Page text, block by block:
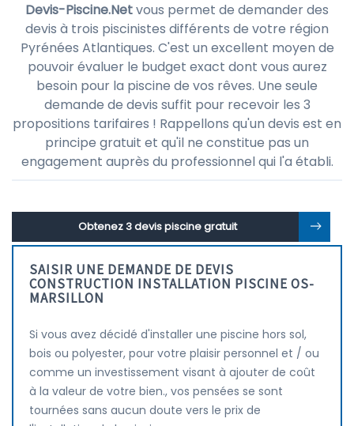
Devis-Piscine.Netvous permet de demander des
devis à trois piscinistes différents de votre région
Pyrénées Atlantiques. C'est un excellent moyen de
pouvoir évaluer le budget exact dont vous aurez
besoin pour la piscine de vos rêves. Une seule
demande de devis suffit pour recevoir les 3
propositions tarifaires ! Rappellons qu'un devis est en
principe gratuit et qu'il ne constitue pas un
engagement auprès du professionnel qui l'a établi.
Obtenez 3 devis piscine gratuit
SAISIR UNE DEMANDE DE DEVIS
CONSTRUCTION INSTALLATION PISCINE OS-
MARSILLON
Si vous avez décidé d'installer une piscine hors sol,
bois ou polyester, pour votre plaisir personnel et / ou
comme un investissement visant à ajouter de coût
à la valeur de votre bien., vos pensées se sont
tournées sans aucun doute vers le prix de